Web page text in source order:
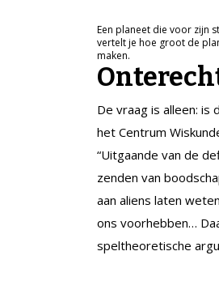
Een planeet die voor zijn
vertelt je hoe groot de
maken.
De vraag is alleen:
het Centrum
“Uitgaande van de
zenden van
aan aliens laten
ons voorhebben…
speltheoretische